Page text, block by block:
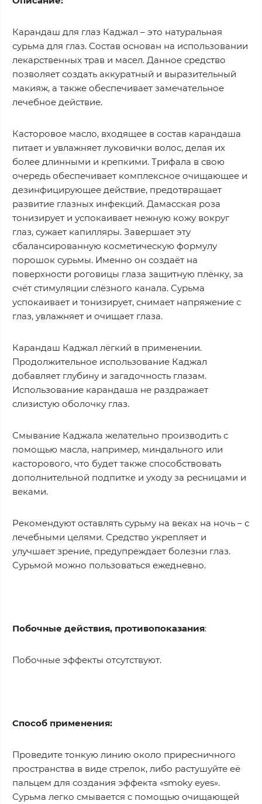
Карандаш для глаз Каджал – это натуральная
сурьма для глаз. Состав основан на использовании
лекарственных трав и масел. Данное средство
позволяет создать аккуратный и выразительный
макияж, а также обеспечивает замечательное
лечебное действие.
Касторовое масло, входящее в состав карандаша
питает и увлажняет луковички волос, делая их
более длинными и крепкими. Трифала в свою
очередь обеспечивает комплексное очищающее и
дезинфицирующее действие, предотвращает
развитие глазных инфекций. Дамасская роза
тонизирует и успокаивает нежную кожу вокруг
глаз, сужает капилляры. Завершает эту
сбалансированную косметическую формулу
порошок сурьмы. Именно он создаёт на
поверхности роговицы глаза защитную плёнку, за
счёт стимуляции слёзного канала. Сурьма
успокаивает и тонизирует, снимает напряжение с
глаз, увлажняет и очищает глаза.
Карандаш Каджал лёгкий в применении.
Продолжительное использование Каджал
добавляет глубину и загадочность глазам.
Использование карандаша не раздражает
слизистую оболочку глаз.
Смывание Каджала желательно производить с
помощью масла, например, миндального или
касторового, что будет также способствовать
дополнительной подпитке и уходу за ресницами и
веками.
Рекомендуют оставлять сурьму на веках на ночь – с
лечебными целями. Средство укрепляет и
улучшает зрение, предупреждает болезни глаз.
Сурьмой можно пользоваться ежедневно.
Побочные действия, противопоказания:
Побочные эффекты отсутствуют.
Способ применения:
Проведите тонкую линию около приресничного
пространства в виде стрелок, либо растушуйте её
пальцем для создания эффекта «smoky eyes».
Сурьма легко смывается с помощью очищающей